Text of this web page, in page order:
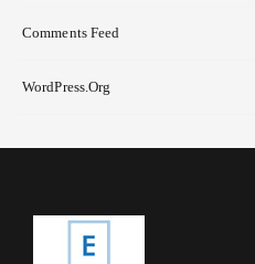
Comments Feed
WordPress.org